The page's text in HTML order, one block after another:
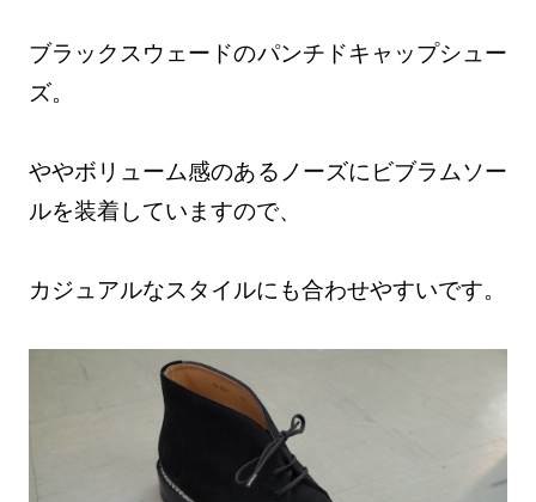
ブラックスウェードのパンチドキャップシュー
ズ。
ややボリューム感のあるノーズにビブラムソー
ルを装着していますので、
カジュアルなスタイルにも合わせやすいです。